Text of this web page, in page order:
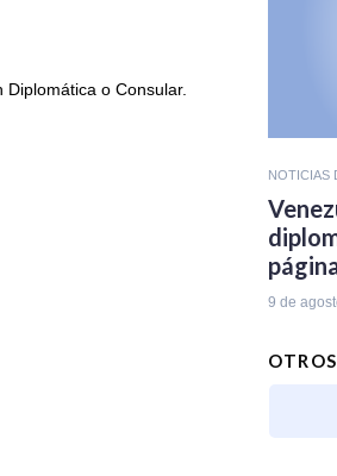
o Consular.
NOTICIAS
9 de